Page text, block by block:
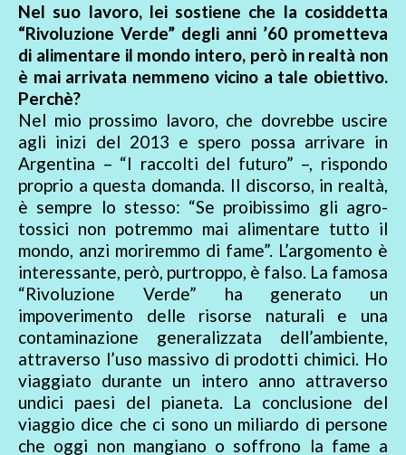
Nel suo lavoro, lei sostiene che la cosiddetta
“Rivoluzione Verde” degli anni ’60 prometteva
di alimentare il mondo intero, però in realtà non
è mai arrivata nemmeno vicino a tale obiettivo.
Perchè?
Nel mio prossimo lavoro, che dovrebbe uscire
agli inizi del 2013 e spero possa arrivare in
Argentina – “I raccolti del futuro” –, rispondo
proprio a questa domanda. Il discorso, in realtà,
è sempre lo stesso: “Se proibissimo gli agro-
tossici non potremmo mai alimentare tutto il
mondo, anzi moriremmo di fame”. L’argomento è
interessante, però, purtroppo, è falso. La famosa
“Rivoluzione Verde” ha generato un
impoverimento delle risorse naturali e una
contaminazione generalizzata dell’ambiente,
attraverso l’uso massivo di prodotti chimici. Ho
viaggiato durante un intero anno attraverso
undici paesi del pianeta. La conclusione del
viaggio dice che ci sono un miliardo di persone
che oggi non mangiano o soffrono la fame a